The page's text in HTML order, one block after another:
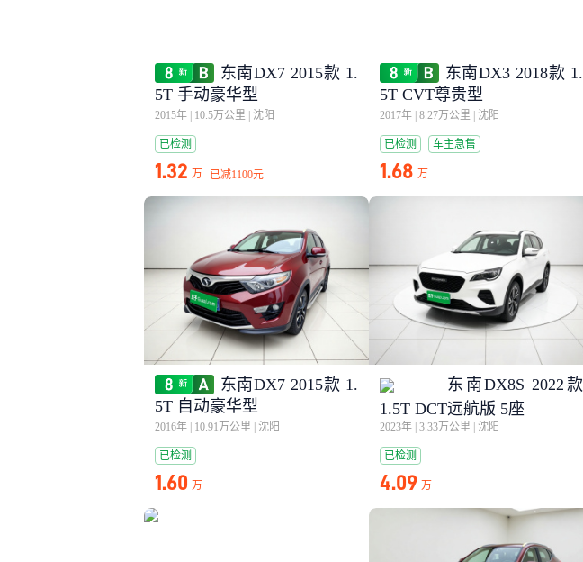
东南DX7 2015款 1.
5T 手动豪华型
2015年 10.5万公里 沈阳
已检测
1.32 万 已减1100元
东南DX3 2018款 1.
5T CVT尊贵型
2017年 8.27万公里 沈阳
已检测 车主急售
1.68 万
东南DX7 2015款 1.
5T 自动豪华型
2016年 10.91万公里 沈阳
已检测
1.60 万
东南DX8S 2022款
1.5T DCT远航版 5座
2023年 3.33万公里 沈阳
已检测
4.09 万